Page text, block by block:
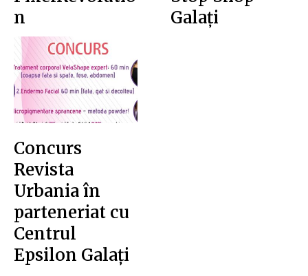
n
Galați
Concurs
Revista
Urbania în
parteneriat cu
Centrul
Epsilon Galați